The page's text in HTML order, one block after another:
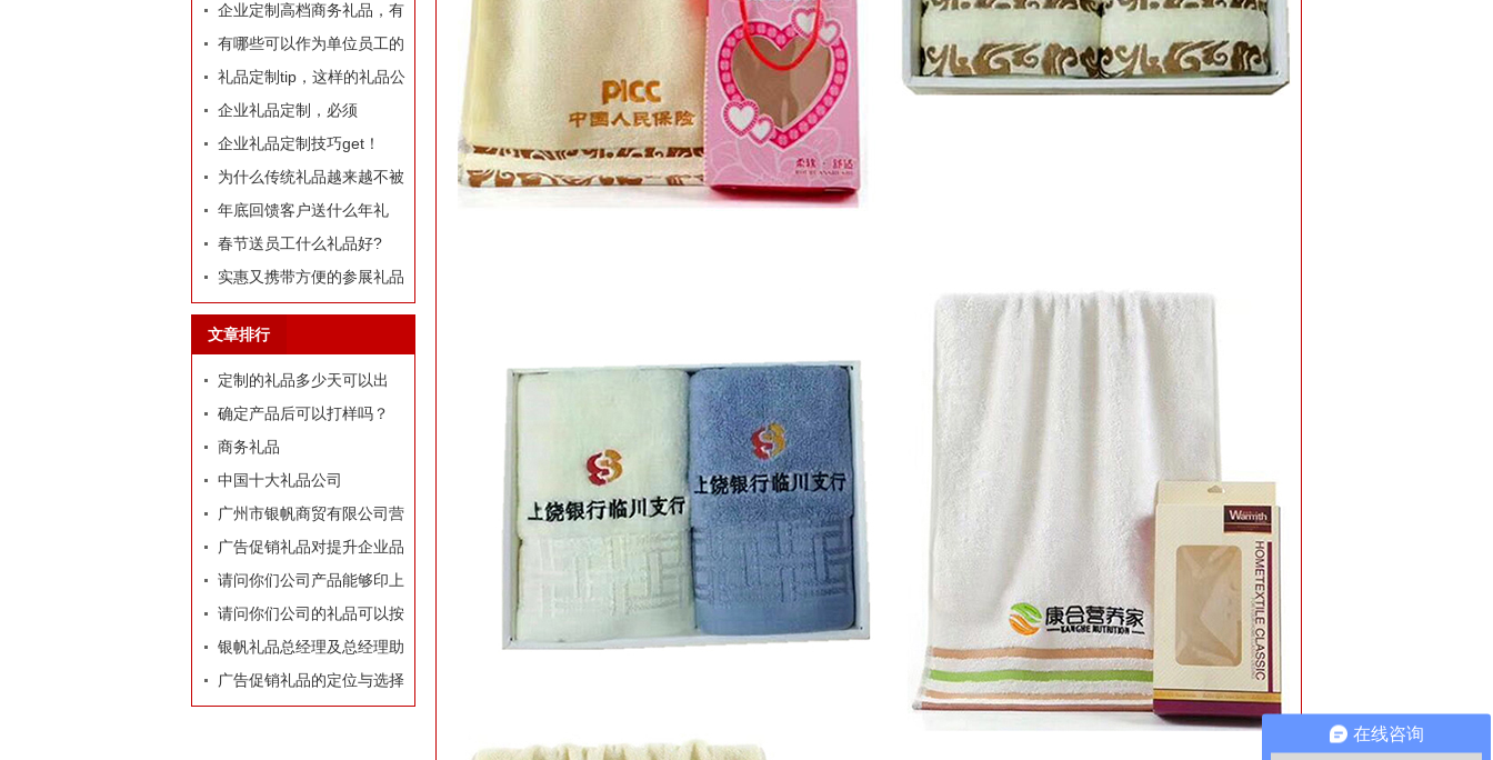
企业定制高档商务礼品，有
哪些推荐？
有哪些可以作为单位员工的
定制礼品？
礼品定制tip，这样的礼品公
司我才爱！
企业礼品定制，必须
有“里”、有“面”
企业礼品定制技巧get！
为什么传统礼品越来越不被
选择了
年底回馈客户送什么年礼
好?
春节送员工什么礼品好?
实惠又携带方便的参展礼品
文章排行
定制的礼品多少天可以出
货？
确定产品后可以打样吗？
商务礼品
中国十大礼品公司
广州市银帆商贸有限公司营
业执照
广告促销礼品对提升企业品
牌有着莫大的作用
请问你们公司产品能够印上
我们公司的LOGO和广告
吗？
请问你们公司的礼品可以按
照我们的要求和构思专门设
计订做吗？
银帆礼品总经理及总经理助
理名片
广告促销礼品的定位与选择
在线咨询